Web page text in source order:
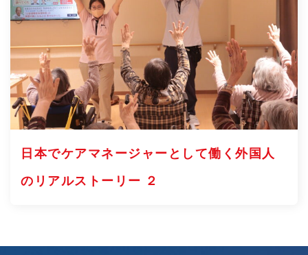
日本でケアマネージャーとして働く外国人
のリアルストーリー ２